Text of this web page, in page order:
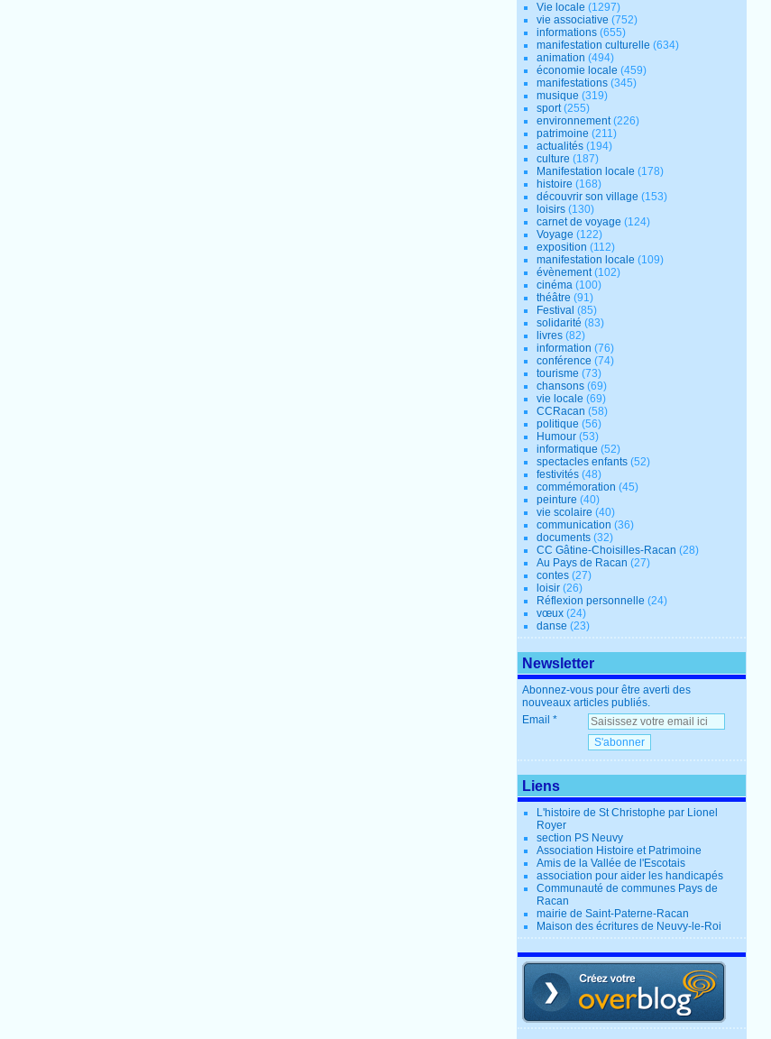
Vie locale (1297)
vie associative (752)
informations (655)
manifestation culturelle (634)
animation (494)
économie locale (459)
manifestations (345)
musique (319)
sport(255)
environnement(226)
patrimoine (211)
actualités (194)
culture (187)
Manifestation locale (178)
histoire (168)
découvrir son village (153)
loisirs (130)
carnet de voyage (124)
Voyage (122)
exposition (112)
manifestation locale (109)
évènement(102)
cinéma (100)
théâtre (91)
Festival (85)
solidarité (83)
livres (82)
information (76)
conférence (74)
tourisme (73)
chansons (69)
vie locale (69)
CCRacan (58)
politique (56)
Humour (53)
informatique (52)
spectacles enfants (52)
festivités (48)
commémoration (45)
peinture (40)
vie scolaire (40)
communication (36)
documents (32)
CC Gâtine-Choisilles-Racan (28)
Au Pays de Racan (27)
contes (27)
loisir (26)
Réflexion personnelle (24)
vœux (24)
danse (23)
Newsletter
Abonnez-vous pour être averti des
nouveaux articles publiés.
Email
Liens
L'histoire de St Christophe par Lionel
Royer
section PS Neuvy
Association Histoire et Patrimoine
Amis de la Vallée de l'Escotais
association pour aider les handicapés
Communauté de communes Pays de
Racan
mairie de Saint-Paterne-Racan
Maison des écritures de Neuvy-le-Roi